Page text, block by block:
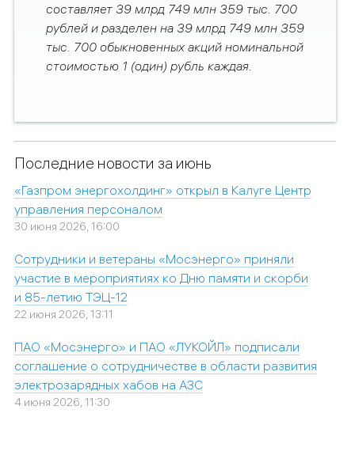
составляет 39 млрд 749 млн 359 тыс. 700
рублей и разделен на 39 млрд 749 млн 359
тыс. 700 обыкновенных акций номинальной
стоимостью 1 (один) рубль каждая.
Последние новости за июнь
«Газпром энергохолдинг» открыл в Калуге Центр
управления персоналом
30 июня 2026, 16:00
Сотрудники и ветераны «Мосэнерго» приняли
участие в мероприятиях ко Дню памяти и скорби
и 85-летию ТЭЦ-12
22 июня 2026, 13:11
ПАО «Мосэнерго» и ПАО «ЛУКОЙЛ» подписали
соглашение о сотрудничестве в области развития
электрозарядных хабов на АЗС
4 июня 2026, 11:30